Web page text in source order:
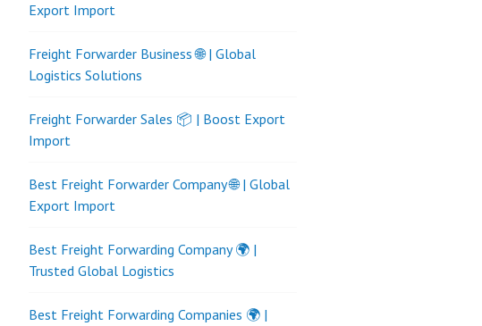
Export Import
Freight Forwarder Business 🌐 | Global
Logistics Solutions
Freight Forwarder Sales 📦 | Boost Export
Import
Best Freight Forwarder Company 🌐 | Global
Export Import
Best Freight Forwarding Company 🌍 |
Trusted Global Logistics
Best Freight Forwarding Companies 🌍 |